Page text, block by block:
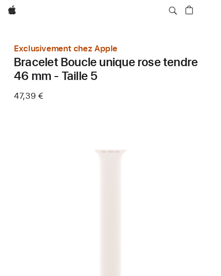
Apple
Exclusivement chez Apple
Bracelet Boucle unique rose tendre
46 mm - Taille 5
47,39 €